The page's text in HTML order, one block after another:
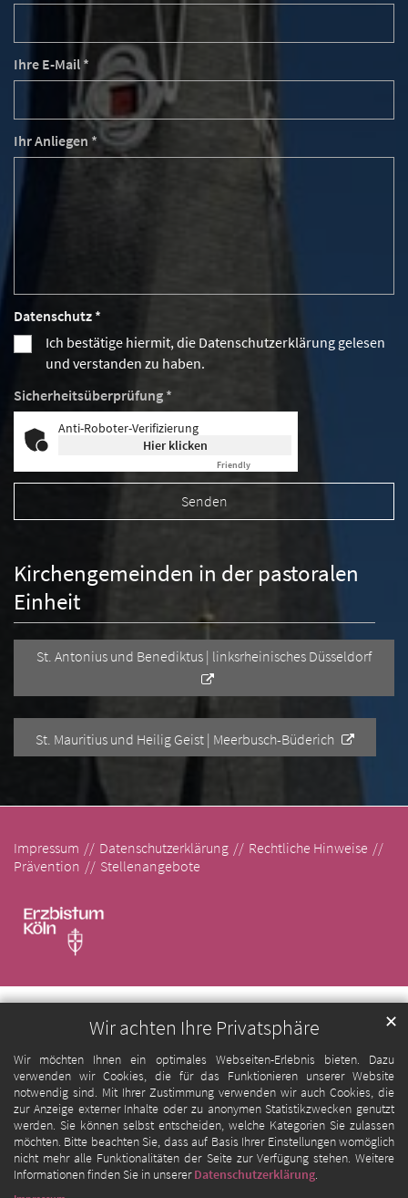
Wir achten Ihre Privatsphäre
Wir möchten Ihnen ein optimales Webseiten-Erlebnis bieten. Dazu
verwenden wir Cookies, die für das Funktionieren unserer Website
notwendig sind. Mit Ihrer Zustimmung verwenden wir auch Cookies, die
zur Anzeige externer Inhalte oder zu anonymen Statistikzwecken genutzt
werden. Sie können selbst entscheiden, welche Kategorien Sie zulassen
möchten. Bitte beachten Sie, dass auf Basis Ihrer Einstellungen womöglich
nicht mehr alle Funktionalitäten der Seite zur Verfügung stehen. Weitere
Informationen finden Sie in unsererDatenschutzerklärung.
✕
Ihre E-Mail *
Ihr Anliegen *
Datenschutz *
Ich bestätige hiermit, die Datenschutzerklärung gelesen
und verstanden zu haben.
Sicherheitsüberprüfung *
Anti-Roboter-Verifizierung
Hier klicken
Friendly
Kirchengemeinden in der pastoralen
Einheit
St. Antonius und Benediktus | linksrheinisches Düsseldorf
St. Mauritius und Heilig Geist | Meerbusch-Büderich
Impressum Datenschutzerklärung
Rechtliche Hinweise
Prävention
Stellenangebote